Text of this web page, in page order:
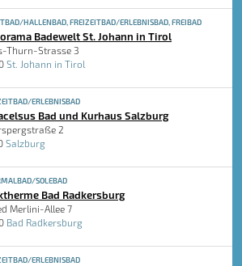
HALLENBAD, FREIZEITBAD/ERLEBNISBAD, FREIBAD
Badewelt St. Johann in Tirol
Thurn-Strasse 3
St. Johann in Tirol
ERLEBNISBAD
Bad und Kurhaus Salzburg
2
Salzburg
SOLEBAD
Bad Radkersburg
Merlini-Allee 7
Bad Radkersburg
ERLEBNISBAD